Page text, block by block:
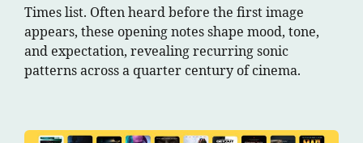
Times list. Often heard before the first image
appears, these opening notes shape mood, tone,
and expectation, revealing recurring sonic
patterns across a quarter century of cinema.